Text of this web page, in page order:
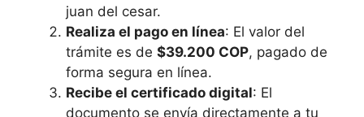
juan del cesar.
Realiza el pago en línea: El valor del
trámite es de $39.200 COP, pagado de
forma segura en línea.
Recibe el certificado digital: El
documento se envía directamente a tu